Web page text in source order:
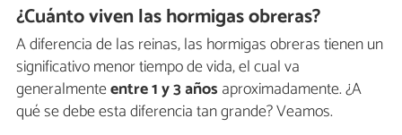
¿Cuánto viven las hormigas obreras?
A diferencia de las reinas, las hormigas obreras tienen un
significativo menor tiempo de vida, el cual va
generalmenteentre 1 y 3 años aproximadamente. ¿A
qué se debe esta diferencia tan grande? Veamos.